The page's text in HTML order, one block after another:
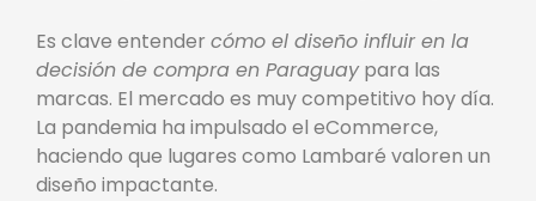
Es clave entender cómo el diseño influir en la
decisión de compra en Paraguaypara las
marcas. El mercado es muy competitivo hoy día.
La pandemia ha impulsado el eCommerce,
haciendo que lugares como Lambaré valoren un
diseño impactante.